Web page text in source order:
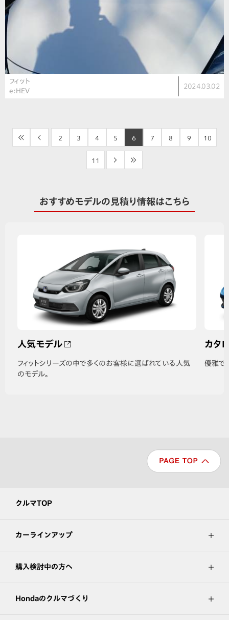
フィット
e:HEV
2024.03.02
<< < 2 3 4 5 6 7 8 9 10
11 > >>
おすすめモデルの見積り情報はこちら
人気モデル
フィットシリーズの中で多くのお客様に選ばれている人気
のモデル。
カタ
優雅で
クルマTOP
カーラインアップ
購入検討中の方へ
Hondaのクルマづくり